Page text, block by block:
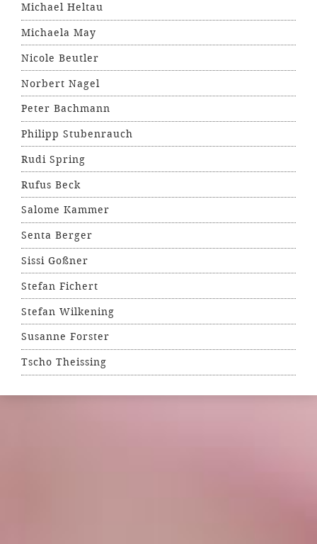
Michael Heltau
Michaela May
Nicole Beutler
Norbert Nagel
Peter Bachmann
Philipp Stubenrauch
Rudi Spring
Rufus Beck
Salome Kammer
Senta Berger
Sissi Goßner
Stefan Fichert
Stefan Wilkening
Susanne Forster
Tscho Theissing